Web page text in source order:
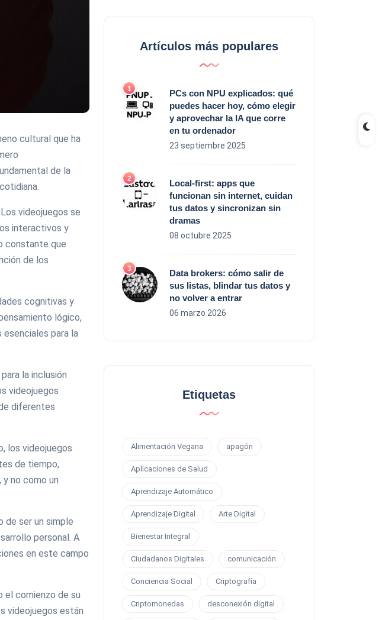
cultural que ha
de la
videojuegos se
interactivos y
constante que
de los
cognitivas y
lógico,
esenciales para la
la inclusión
videojuegos
diferentes
los videojuegos
de tiempo,
no como un
de ser un simple
personal. A
en este campo
el comienzo de su
videojuegos están
Artículos más populares
PCs con NPU explicados: qué
puedes hacer hoy, cómo elegir
y aprovechar la IA que corre
en tu ordenador
23 septiembre 2025
Local‑first: apps que
funcionan sin internet, cuidan
tus datos y sincronizan sin
dramas
08 octubre 2025
Data brokers: cómo salir de
sus listas, blindar tus datos y
no volver a entrar
06 marzo 2026
Etiquetas
Alimentación Vegana apagón
Aplicaciones de Salud
Aprendizaje Automático
Aprendizaje Digital Arte Digital
Bienestar Integral
Ciudadanos Digitales comunicación
Conciencia Social Criptografía
Criptomonedas desconexión digital